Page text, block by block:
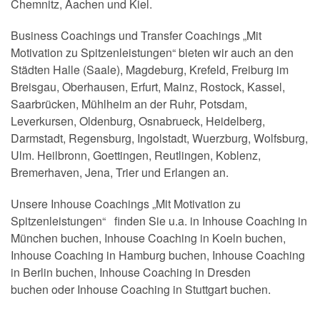
Chemnitz, Aachen und Kiel.
Business Coachings und Transfer Coachings „Mit
Motivation zu Spitzenleistungen“ bieten wir auch an den
Städten Halle (Saale), Magdeburg, Krefeld, Freiburg im
Breisgau, Oberhausen, Erfurt, Mainz, Rostock, Kassel,
Saarbrücken, Mühlheim an der Ruhr, Potsdam,
Leverkursen, Oldenburg, Osnabrueck, Heidelberg,
Darmstadt, Regensburg, Ingolstadt, Wuerzburg, Wolfsburg,
Ulm. Heilbronn, Goettingen, Reutlingen, Koblenz,
Bremerhaven, Jena, Trier und Erlangen an.
Unsere Inhouse Coachings „Mit Motivation zu
Spitzenleistungen“ finden Sie u.a. in Inhouse Coaching in
München buchen, Inhouse Coaching in Koeln buchen,
Inhouse Coaching in Hamburg buchen, Inhouse Coaching
in Berlin buchen, Inhouse Coaching in Dresden
buchen oder Inhouse Coaching in Stuttgart buchen.